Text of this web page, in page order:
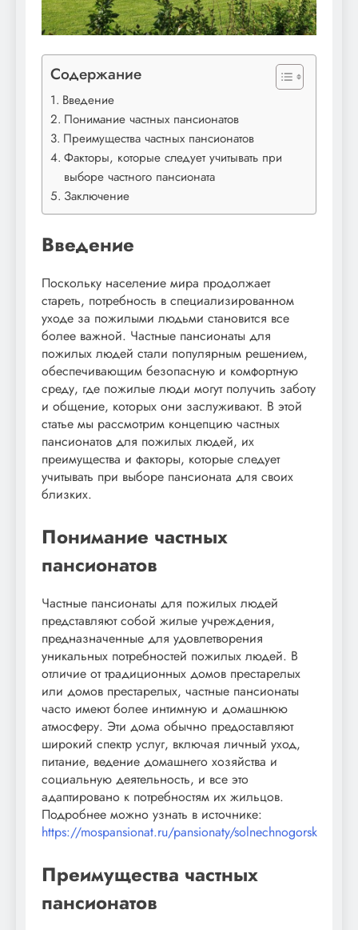
Содержание
Введение
Понимание частных пансионатов
Преимущества частных пансионатов
Факторы, которые следует учитывать при
выборе частного пансионата
Заключение
Введение
Поскольку население мира продолжает
стареть, потребность в специализированном
уходе за пожилыми людьми становится все
более важной. Частные пансионаты для
пожилых людей стали популярным решением,
обеспечивающим безопасную и комфортную
среду, где пожилые люди могут получить заботу
и общение, которых они заслуживают. В этой
статье мы рассмотрим концепцию частных
пансионатов для пожилых людей, их
преимущества и факторы, которые следует
учитывать при выборе пансионата для своих
близких.
Понимание частных
пансионатов
Частные пансионаты для пожилых людей
представляют собой жилые учреждения,
предназначенные для удовлетворения
уникальных потребностей пожилых людей. В
отличие от традиционных домов престарелых
или домов престарелых, частные пансионаты
часто имеют более интимную и домашнюю
атмосферу. Эти дома обычно предоставляют
широкий спектр услуг, включая личный уход,
питание, ведение домашнего хозяйства и
социальную деятельность, и все это
адаптировано к потребностям их жильцов.
Подробнее можно узнать в источнике:
https://mospansionat.ru/pansionaty/solnechnogorsk
Преимущества частных
пансионатов